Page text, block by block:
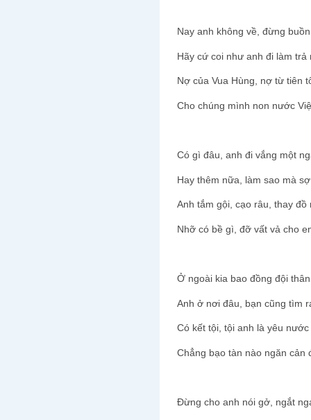
Nay anh không về, đừng
Hãy cứ coi như anh đi làm
Nợ của Vua Hùng, nợ từ tiên
Cho chúng mình non nước
Có gì đâu, anh đi vắng một
Hay thêm nữa, làm sao mà
Anh tắm gội, cạo râu, thay
Nhỡ có bề gì, đỡ vất vả cho
Ở ngoài kia bao đồng đội
Anh ở nơi đâu, bạn cũng tìm
Có kết tội, tội anh là yêu nước
Chẳng bạo tàn nào ngăn cản
Đừng cho anh nói gở, ngắt